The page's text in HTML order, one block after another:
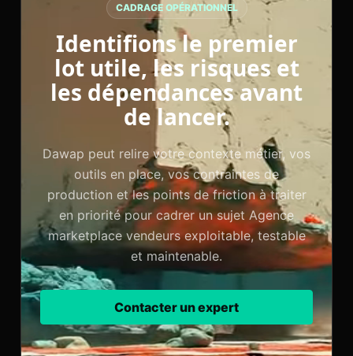
CADRAGE OPÉRATIONNEL
Identifions le premier
lot utile, les risques et
les dépendances avant
de lancer.
Dawap peut relire votre contexte métier, vos
outils en place, vos contraintes de
production et les points de friction à traiter
en priorité pour cadrer un sujet Agence
marketplace vendeurs exploitable, testable
et maintenable.
Contacter un expert